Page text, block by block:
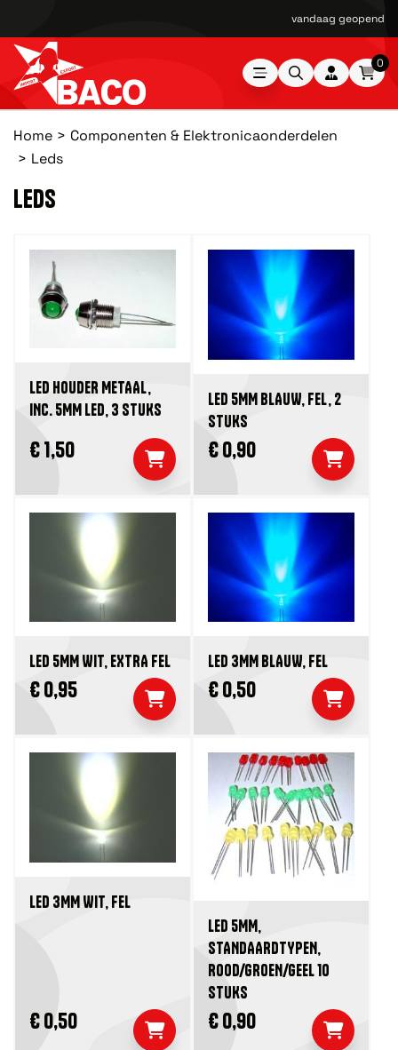
vandaag geopend
0
Home
Componenten & Elektronicaonderdelen
Leds
LEDS
LED HOUDER METAAL,
INC. 5MM LED, 3 STUKS
€ 1,50
LED 5MM BLAUW, FEL, 2
STUKS
€ 0,90
LED 5MM WIT, EXTRA FEL
€ 0,95
LED 3MM BLAUW, FEL
€ 0,50
LED 3MM WIT, FEL
€ 0,50
LED 5MM,
STANDAARDTYPEN,
ROOD/GROEN/GEEL 10
STUKS
€ 0,90